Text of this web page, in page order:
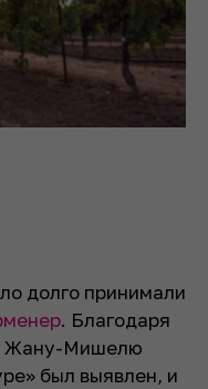
долго принимали
. Благодаря
Жану-Мишелю
был выявлен, и